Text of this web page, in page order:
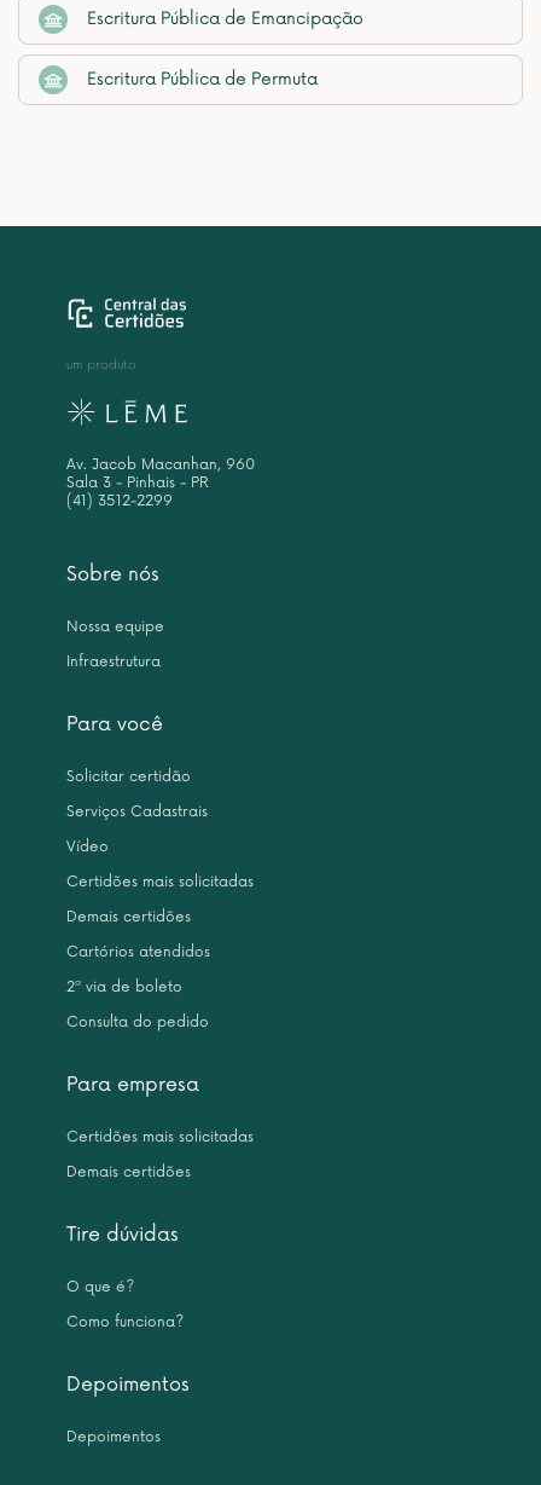
Escritura Pública de Emancipação
Escritura Pública de Permuta
Sobre nós
Nossa equipe
Infraestrutura
Para você
Solicitar certidão
Serviços Cadastrais
Vídeo
Certidões mais solicitadas
Demais certidões
Cartórios atendidos
2ª via de boleto
Consulta do pedido
Para empresa
Certidões mais solicitadas
Demais certidões
Tire dúvidas
O que é?
Como funciona?
Depoimentos
Depoimentos
um produto
Av. Jacob Macanhan, 960
Sala 3 - Pinhais - PR
(41) 3512-2299